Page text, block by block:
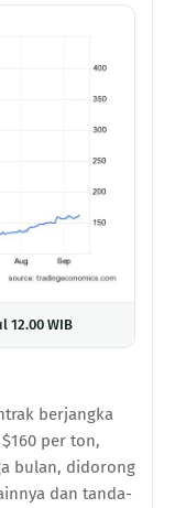
12.00 WIB
berjangka
per ton,
bulan, didorong
dan tanda-